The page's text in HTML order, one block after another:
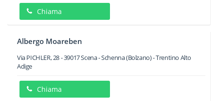
Chiama
Albergo Moareben
Via PICHLER, 28-39017Scena - Schenna(Bolzano) -Trentino Alto
Adige
Chiama